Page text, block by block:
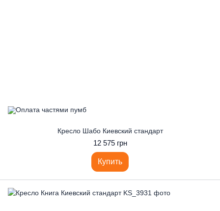
Кресло Шабо Киевский стандарт
12 575 грн
Купить